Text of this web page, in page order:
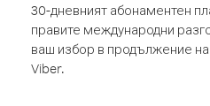
30-дневният абонаментен
правите международни
ваш избор в продължение
Viber.